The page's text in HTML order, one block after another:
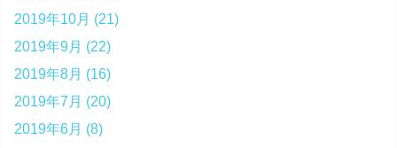
2019年10月 (21)
2019年9月 (22)
2019年8月 (16)
2019年7月 (20)
2019年6月 (8)